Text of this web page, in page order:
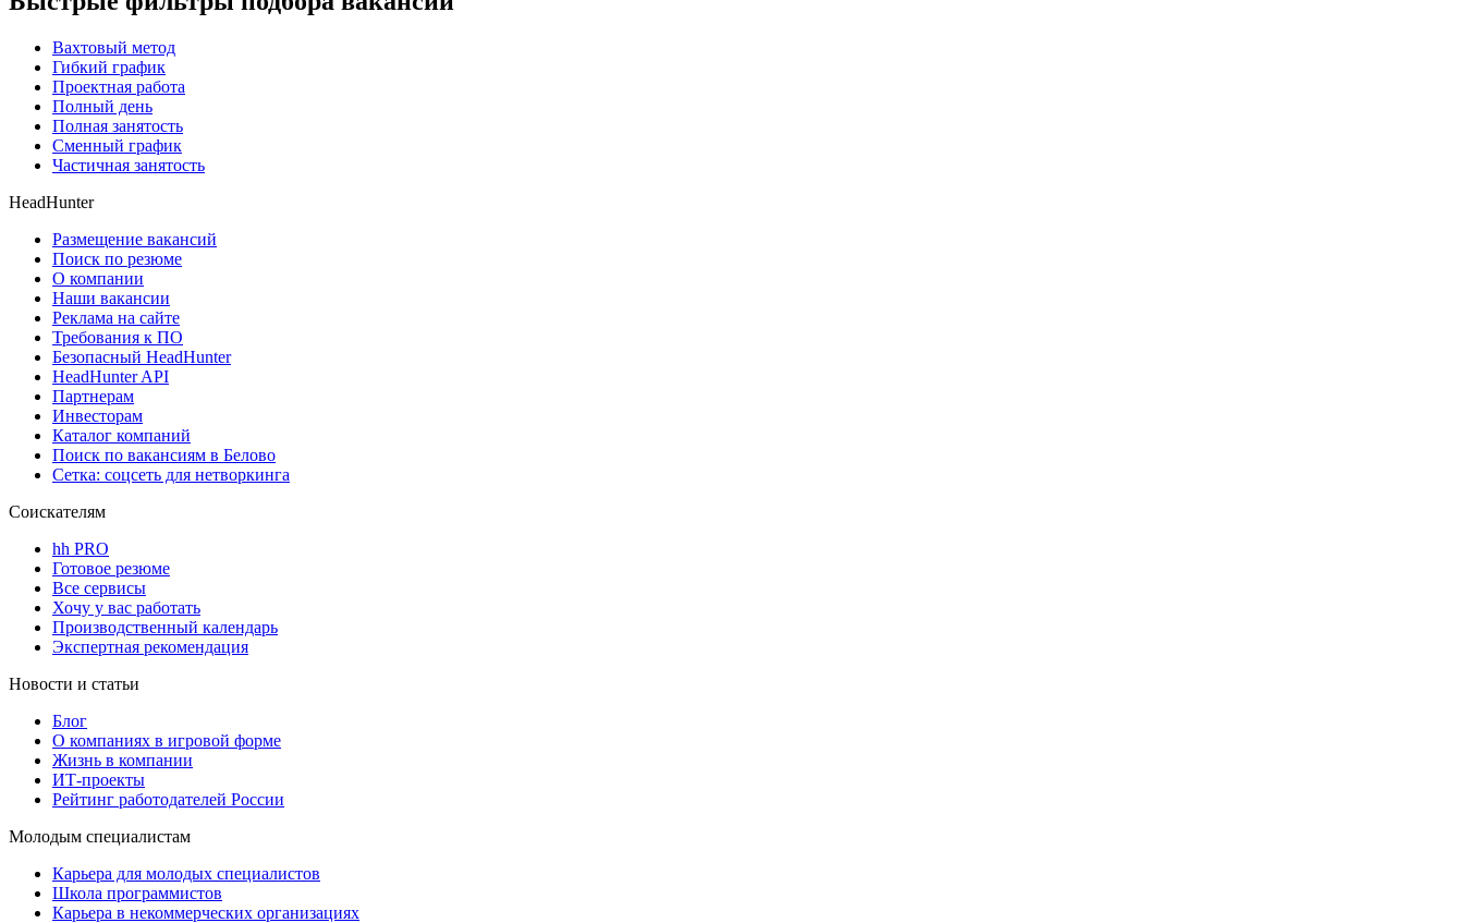
Вахтовый метод
Гибкий график
Проектная работа
Полный день
Полная занятость
Сменный график
Частичная занятость
HeadHunter
Размещение вакансий
Поиск по резюме
О компании
Наши вакансии
Реклама на сайте
Требования к ПО
Безопасный HeadHunter
HeadHunter API
Партнерам
Инвесторам
Каталог компаний
Поиск по вакансиям в Белово
Сетка: соцсеть для нетворкинга
Соискателям
hh PRO
Готовое резюме
Все сервисы
Хочу у вас работать
Производственный календарь
Экспертная рекомендация
Новости и статьи
Блог
О компаниях в игровой форме
Жизнь в компании
ИТ-проекты
Рейтинг работодателей России
Молодым специалистам
Карьера для молодых специалистов
Школа программистов
Карьера в некоммерческих организациях